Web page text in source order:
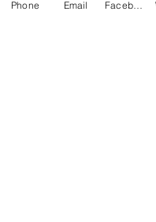
פעמים רבות בן הזוג
Phone Email